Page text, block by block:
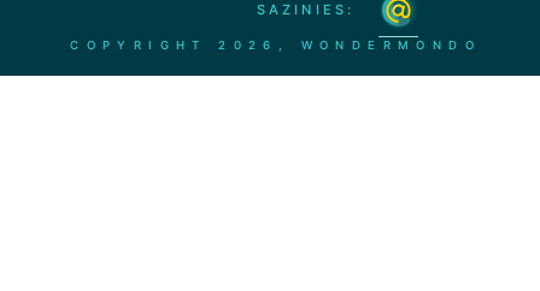
SAZINIES:
COPYRIGHT2026, WONDERMONDO